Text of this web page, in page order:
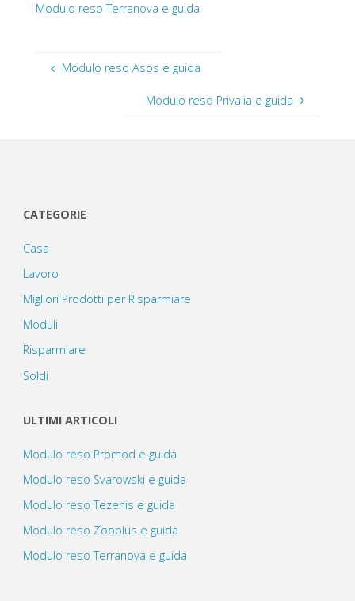
Modulo reso Terranova e guida
Modulo reso Asos e guida
Modulo reso Privalia e guida
CATEGORIE
Casa
Lavoro
Migliori Prodotti per Risparmiare
Moduli
Risparmiare
Soldi
ULTIMI ARTICOLI
Modulo reso Promod e guida
Modulo reso Svarowski e guida
Modulo reso Tezenis e guida
Modulo reso Zooplus e guida
Modulo reso Terranova e guida